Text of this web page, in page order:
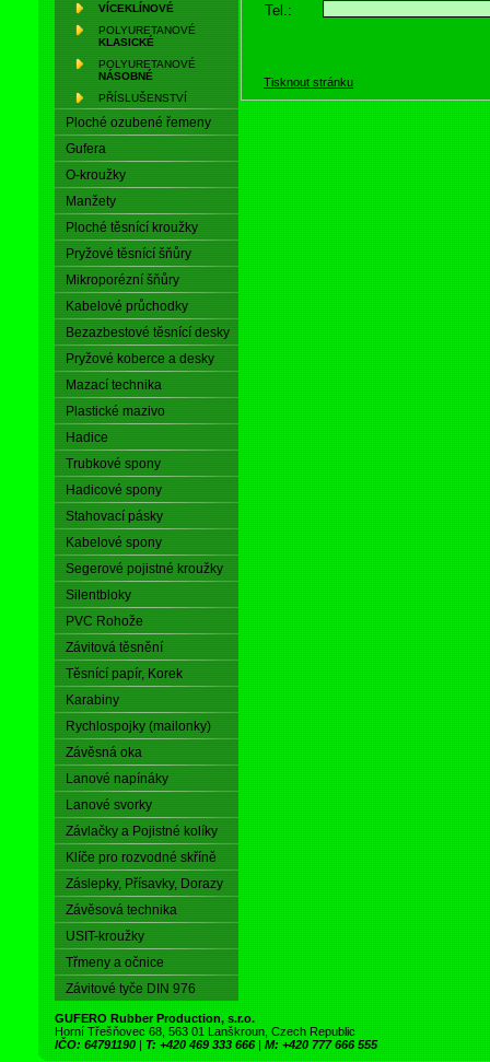
VÍCEKLÍNOVÉ
POLYURETANOVÉ
KLASICKÉ
POLYURETANOVÉ
NÁSOBNÉ
PŘÍSLUŠENSTVÍ
Ploché ozubené řemeny
Gufera
O-kroužky
Manžety
Ploché těsnící kroužky
Pryžové těsnící šňůry
Mikroporézní šňůry
Kabelové průchodky
Bezazbestové těsnící desky
Pryžové koberce a desky
Mazací technika
Plastické mazivo
Hadice
Trubkové spony
Hadicové spony
Stahovací pásky
Kabelové spony
Segerové pojistné kroužky
Silentbloky
PVC Rohože
Závitová těsnění
Těsnící papír, Korek
Karabiny
Rychlospojky (mailonky)
Závěsná oka
Lanové napínáky
Lanové svorky
Závlačky a Pojistné kolíky
Klíče pro rozvodné skříně
Záslepky, Přísavky, Dorazy
Závěsová technika
USIT-kroužky
Třmeny a očnice
Závitové tyče DIN 976
Tel.:
Tisknout stránku
GUFERO Rubber Production, s.r.o.
Horní Třešňovec 68, 563 01 Lanškroun, Czech Republic
IČO: 64791190 | T: +420 469 333 666 | M: +420 777 666 555